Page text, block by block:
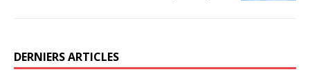
DERNIERS ARTICLES